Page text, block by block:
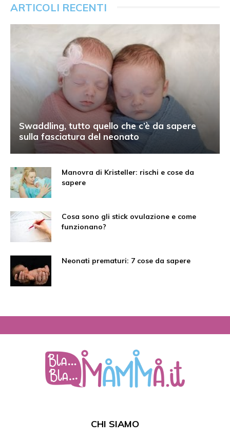
ARTICOLI RECENTI
Swaddling, tutto quello che c’è da sapere
sulla fasciatura del neonato
Manovra di Kristeller: rischi e cose da
sapere
Cosa sono gli stick ovulazione e come
funzionano?
Neonati prematuri: 7 cose da sapere
CHI SIAMO